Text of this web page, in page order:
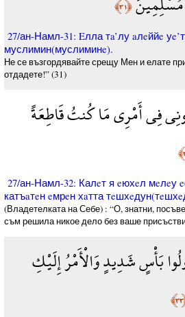
﴿٣١﴾
27/ан-Намл-31: Eлла тa’лу aлeййe
муслимин(муслиминe).
Не се възгордявайте срещу Мен и елате
отдадете!” (31)
فِي أَمْرِي مَا كُنتُ قَاطِعَةً
27/ан-Намл-32: Калeт я eюхeл мeлeу
катъaтeн eмрeн хaтта
(Владетелката на Себе) : “О, знатни,
съм решила никое дело без ваше
بَأْسٍ شَدِيدٍ وَالْأَمْرُ إِلَيْكِ